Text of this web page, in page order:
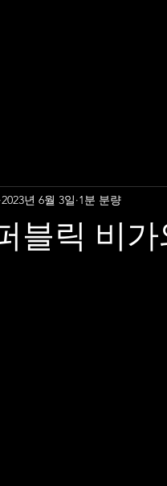
블릭 비
2023년 6월 3일 1분 분량